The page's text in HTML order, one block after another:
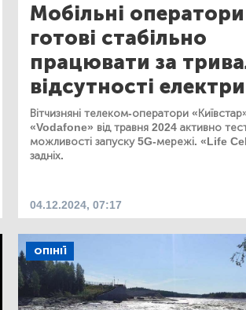
Мобільні оператори
готові стабільно
працювати за
відсутності
Вітчизняні телеком-оператори
«Vodafone» від травня 2024 активно
можливості запуску 5G-мережі. «Life
задніх.
04.12.2024, 07:17
ОПІНІЇ